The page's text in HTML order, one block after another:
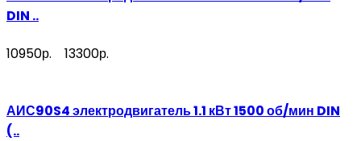
DIN ..
10950р. 13300р.
АИС90S4 электродвигатель 1.1 кВт 1500 об/мин DIN
(..